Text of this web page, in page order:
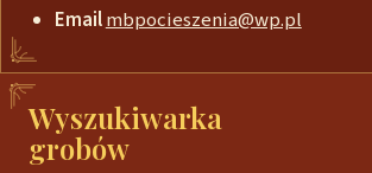
Emailmbpocieszenia@wp.pl
Wyszukiwarka
grobów